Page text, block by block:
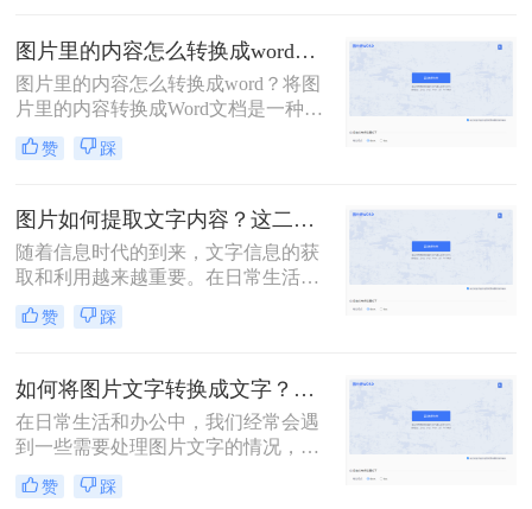
图片里的内容怎么转换成word？2个方法实现快速转换！
图片里的内容怎么转换成word？将图
片里的内容转换成Word文档是一种常
见的任务，它可以帮助我们快速、准
确地整理和编辑图片中的文字信息。
赞 踩
图片如何提取文字内容？这二种方法你一定不能错过！
随着信息时代的到来，文字信息的获
取和利用越来越重要。在日常生活和
工作中，我们经常需要从图片中提取
文字信息，例如从网上下载资料、识
一需求，现在有很多方法可以提取图
片中的文字内容，本文将介绍图片如
何提取文字内容方法，并分析它们的
优缺点和使用场景。
赞 踩
如何将图片文字转换成文字？这里教你3种方法！
在日常生活和办公中，我们经常会遇
到一些需要处理图片文字的情况，比
如需要编辑图片中的文字内容，或者
想要将图片中的文字转换成可编辑的
赞 踩